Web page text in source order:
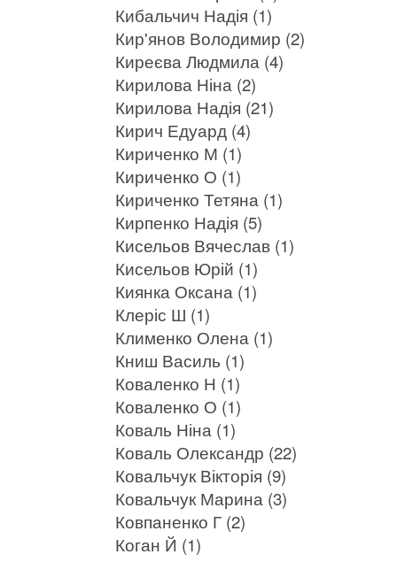
Кибальчич Надія (1)
Кир'янов Володимир (2)
Киреєва Людмила (4)
Кирилова Ніна (2)
Кирилова Надія (21)
Кирич Едуард (4)
Кириченко М (1)
Кириченко О (1)
Кириченко Тетяна (1)
Кирпенко Надія (5)
Кисельов Вячеслав (1)
Кисельов Юрій (1)
Киянка Оксана (1)
Клеріс Ш (1)
Клименко Олена (1)
Книш Василь (1)
Коваленко Н (1)
Коваленко О (1)
Коваль Ніна (1)
Коваль Олександр (22)
Ковальчук Вікторія (9)
Ковальчук Марина (3)
Ковпаненко Г (2)
Коган Й (1)